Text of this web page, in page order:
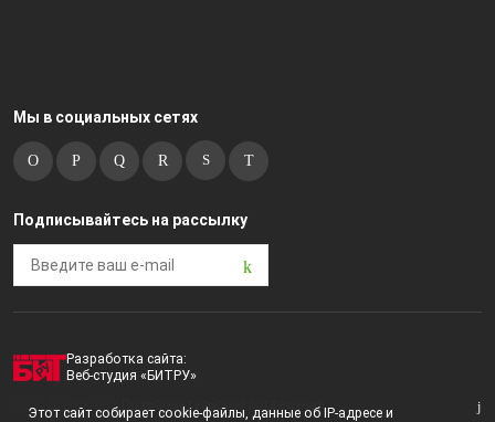
Мы в социальных сетях
Подписывайтесь на рассылку
Разработка сайта:
Веб-студия «БИТРУ»
2023 © i-market |
Пользовательское соглашение
Этот сайт собирает cookie-файлы, данные об IP-адресе и